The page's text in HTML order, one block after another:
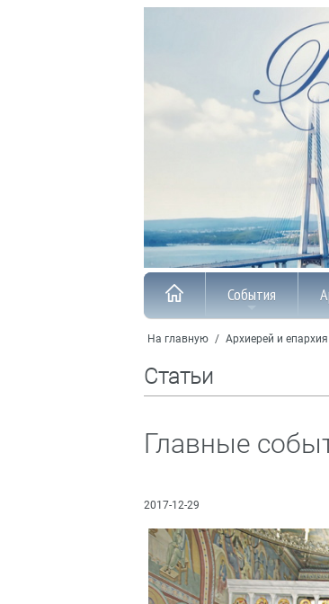
События
На главную / Архиерей и епархия
Статьи
Главные
2017-12-29